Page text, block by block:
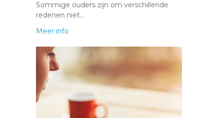
Sommige ouders zijn om verschillende
redenen niet…
Meer info